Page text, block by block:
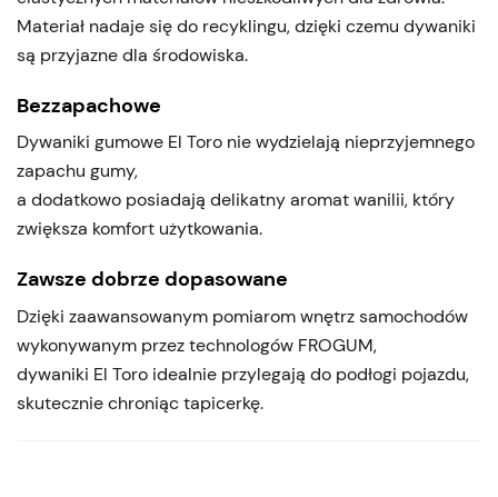
Materiał nadaje się do recyklingu, dzięki czemu dywaniki
są przyjazne dla środowiska.
Bezzapachowe
Dywaniki gumowe El Toro nie wydzielają nieprzyjemnego
zapachu gumy,
a dodatkowo posiadają delikatny aromat wanilii, który
zwiększa komfort użytkowania.
Zawsze dobrze dopasowane
Dzięki zaawansowanym pomiarom wnętrz samochodów
wykonywanym przez technologów FROGUM,
dywaniki El Toro idealnie przylegają do podłogi pojazdu,
skutecznie chroniąc tapicerkę.